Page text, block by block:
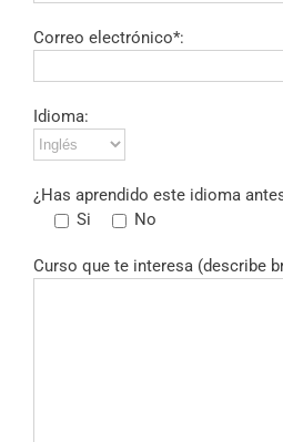
Correo electrónico*:
Idioma:
¿Has aprendido este idioma
Si
No
Curso que te interesa (describe